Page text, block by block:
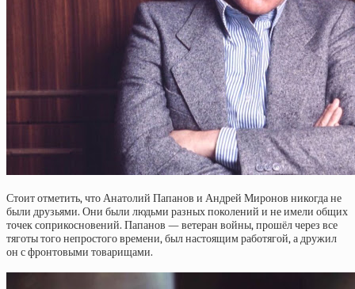
Стоит отметить, что Анатолий Папанов и Андрей Миронов никогда не
были друзьями. Они были людьми разных поколений и не имели общих
точек соприкосновений. Папанов — ветеран войны, прошёл через все
тяготы того непростого времени, был настоящим работягой, а дружил
он с фронтовыми товарищами.